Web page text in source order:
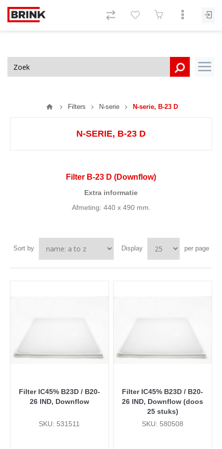
Filters N-serie N-serie, B-23 D
N-SERIE, B-23 D
Filter B-23 D (Downflow)
Extra informatie
Afmeting: 440 x 490 mm.
Sort by Display per page
Filter IC45% B23D / B20-
26 IND, Downflow
SKU: 531511
Filter IC45% B23D / B20-
26 IND, Downflow (doos
25 stuks)
SKU: 580508